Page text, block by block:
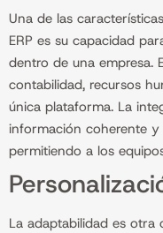
Una de las
ERP es su capacidad
dentro de una empresa.
contabilidad, recursos
única plataforma. La
información coherente
permitiendo a los
La adaptabilidad es otra